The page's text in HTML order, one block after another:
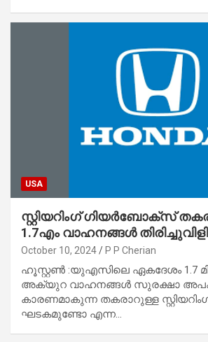
USA
സ്റ്റിയറിംഗ് ഗിയർബോക്‌സ്
1.7എം വാഹനങ്ങൾ
October 10, 2024 P P Cherian
ഹൂസ്റ്റൺ :യുഎസിലെ ഏകദേശം 1.7
അക്യുറ വാഹനങ്ങൾ സുരക്ഷാ
കാരണമാകുന്ന തകരാറുള്ള
ഘടകമുണ്ടോ എന്ന…